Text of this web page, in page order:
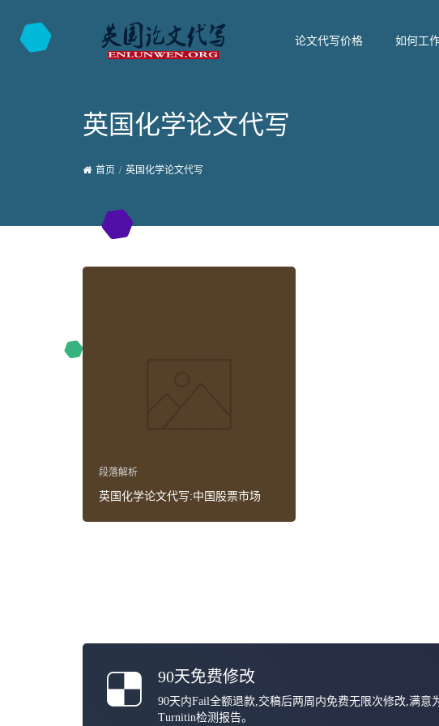
论文代写价格 如何工
英国化学论文代写
首页 英国化学论文代写
段落解析
英国化学论文代写:中国股票市场
90天免费修改
90天内Fail全额退款,交稿后两周内免费无限次修改,满意
Turnitin检测报告。